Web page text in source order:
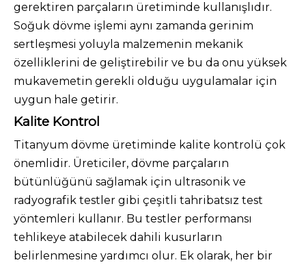
gerektiren parçaların üretiminde kullanışlıdır.
Soğuk dövme işlemi aynı zamanda gerinim
sertleşmesi yoluyla malzemenin mekanik
özelliklerini de geliştirebilir ve bu da onu yüksek
mukavemetin gerekli olduğu uygulamalar için
uygun hale getirir.
Kalite Kontrol
Titanyum dövme üretiminde kalite kontrolü çok
önemlidir. Üreticiler, dövme parçaların
bütünlüğünü sağlamak için ultrasonik ve
radyografik testler gibi çeşitli tahribatsız test
yöntemleri kullanır. Bu testler performansı
tehlikeye atabilecek dahili kusurların
belirlenmesine yardımcı olur. Ek olarak, her bir